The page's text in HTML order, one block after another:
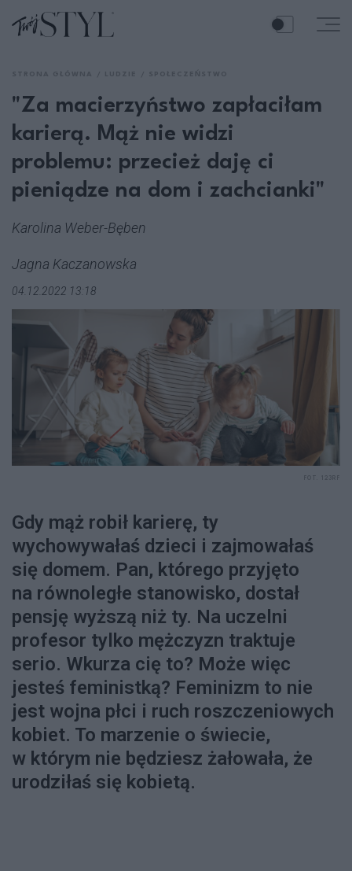
"Za macierzyństwo zapłaciłam
karierą. Mąż nie widzi
problemu: przecież daję ci
pieniądze na dom i zachcianki"
Karolina Weber-Bęben
Jagna Kaczanowska
04.12.2022 13:18
Gdy mąż robił karierę, ty
wychowywałaś dzieci i zajmowałaś
się domem. Pan, którego przyjęto
na równoległe stanowisko, dostał
pensję wyższą niż ty. Na uczelni
profesor tylko mężczyzn traktuje
serio. Wkurza cię to? Może więc
jesteś feministką? Feminizm to nie
jest wojna płci i ruch roszczeniowych
kobiet. To marzenie o świecie,
w którym nie będziesz żałowała, że
urodziłaś się kobietą.